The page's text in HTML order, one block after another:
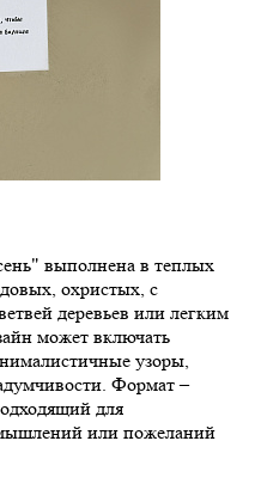
выполнена в теплых
охристых, с
деревьев или легким
может включать
узоры,
Формат –
для
или пожеланий